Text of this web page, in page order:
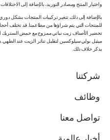
واختبار المنتج ومصادر التوريد، بالإضافة إلى
بالإضافة إلى ذلك، تتغير تركيبات المنتجات بشكل
للمنتجات التي يتم شراؤها من مطاعمنا. قد تختلف
تحضير الأصناف زيت نباتي ممزوج مع حمض الستريك
يذكر خلاف ذلك.
شركتنا
وظائف
تواصل معنا